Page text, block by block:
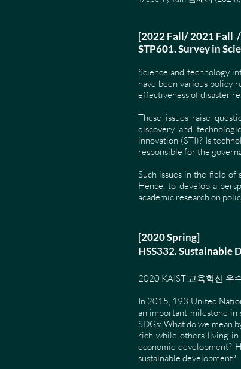
[2022 Fall/ 2021 Fall
STP601. Survey in
Science and technology
have been various policy
effectiveness of disaster
These issues raise
discovery and
innovation (STI)? Is
responsible for the
Such issues in the field of
Hence, to develop a
academic research on
[2020 Spring] ​
HSS332. Sustainable
2020 KAIST 교육혁신 우
In 2015, 193 United
an important milestone in
SDGs: What do we mean
rich while others living in
economic development?
sustainable development?